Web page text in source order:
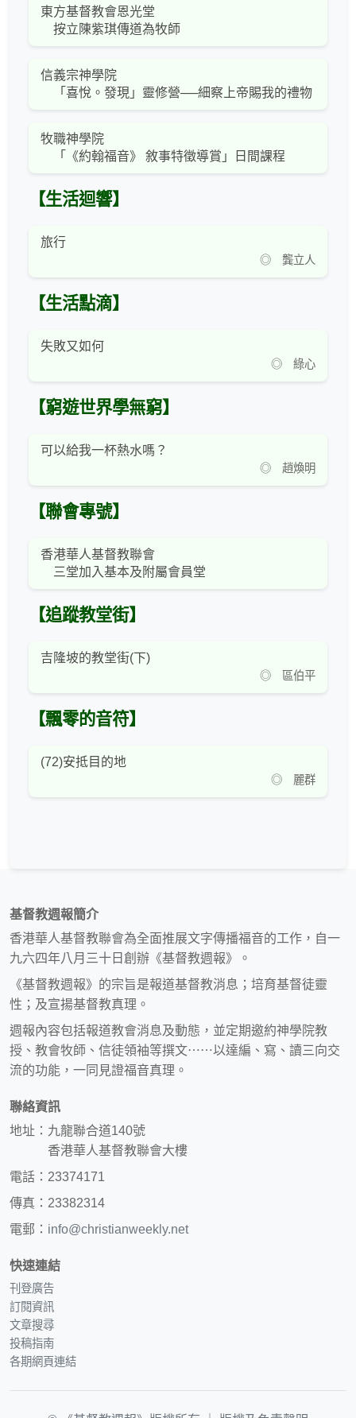
東方基督教會恩光堂
按立陳紫琪傳道為牧師
信義宗神學院
「喜悅。發現」靈修營──細察上帝賜我的禮物
牧職神學院
「《約翰福音》 敘事特徵導賞」日間課程
【生活迴響】
旅行
◎ 龔立人
【生活點滴】
失敗又如何
◎ 綠心
【窮遊世界學無窮】
可以給我一杯熱水嗎？
◎ 趙煥明
【聯會專號】
香港華人基督教聯會
三堂加入基本及附屬會員堂
【追蹤教堂街】
吉隆坡的教堂街(下)
◎ 區伯平
【飄零的音符】
(72)安抵目的地
◎ 麗群
基督教週報簡介
香港華人基督教聯會為全面推展文字傳播福音的工作，自一
九六四年八月三十日創辦《基督教週報》。
《基督教週報》的宗旨是報道基督教消息；培育基督徒靈
性；及宣揚基督教真理。
週報內容包括報道教會消息及動態，並定期邀約神學院教
授、教會牧師、信徒領袖等撰文⋯⋯以達編、寫、讀三向交
流的功能，一同見證福音真理。
聯絡資訊
地址：九龍聯合道140號
香港華人基督教聯會大樓
電話：23374171
傳真：23382314
電郵： info@christianweekly.net
快速連結
刊登廣告
訂閱資訊
文章搜尋
投稿指南
各期網頁連結